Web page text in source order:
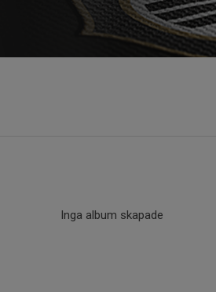
Inga album skapade